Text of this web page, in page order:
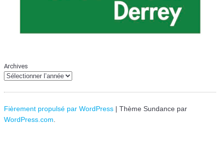
Archives
Fièrement propulsé par WordPress | Thème Sundance par
WordPress.com